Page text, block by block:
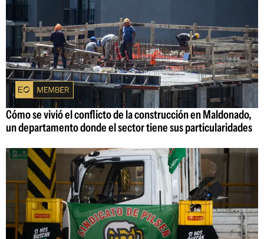
Cómo se vivió el conflicto de la construcción en Maldonado,
un departamento donde el sector tiene sus particularidades